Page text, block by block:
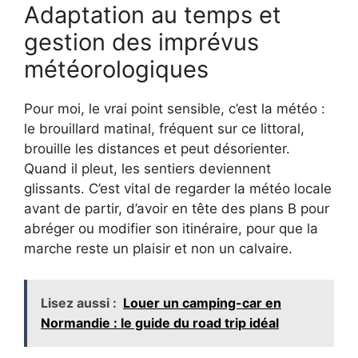
Adaptation au temps et
gestion des imprévus
météorologiques
Pour moi, le vrai point sensible, c’est la météo :
le brouillard matinal, fréquent sur ce littoral,
brouille les distances et peut désorienter.
Quand il pleut, les sentiers deviennent
glissants. C’est vital de regarder la météo locale
avant de partir, d’avoir en tête des plans B pour
abréger ou modifier son itinéraire, pour que la
marche reste un plaisir et non un calvaire.
Lisez aussi : Louer un camping-car en
Normandie : le guide du road trip idéal